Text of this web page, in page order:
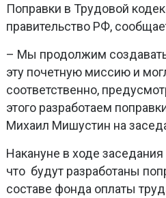
Поправки в Трудовой
правительство РФ,
– Мы продолжим
эту почетную миссию и
соответственно,
этого разработаем
Михаил Мишустин на
Накануне в ходе
что будут разработаны
составе фонда оплаты